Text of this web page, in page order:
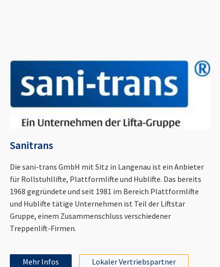
Sanitrans
Die sani-trans GmbH mit Sitz in Langenau ist ein Anbieter
für Rollstuhllifte, Plattformlifte und Hublifte. Das bereits
1968 gegründete und seit 1981 im Bereich Plattformlifte
und Hublifte tätige Unternehmen ist Teil der Liftstar
Gruppe, einem Zusammenschluss verschiedener
Treppenlift-Firmen.
Mehr Infos Lokaler Vertriebspartner